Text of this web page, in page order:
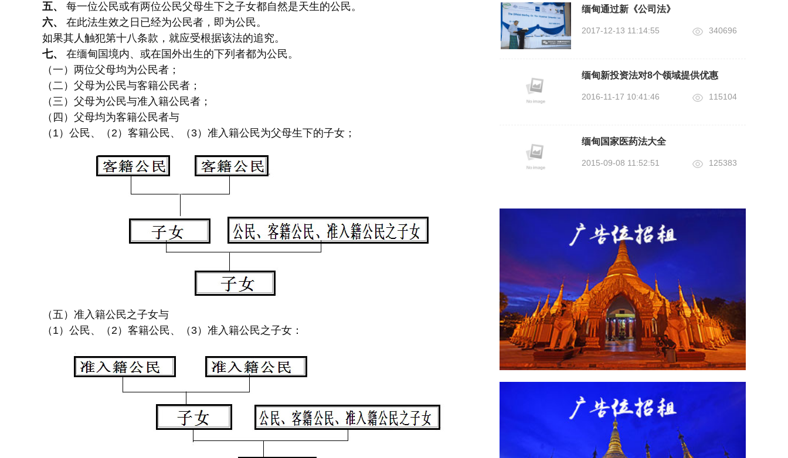
五、
每一位公民或有两位公民父母生下之子女都自然是天生的公民。
六、
在此法生效之日已经为公民者，即为公民。
如果其人触犯第十八条款，就应受根据该法的追究。
七、
在缅甸国境内、或在国外出生的下列者都为公民。
（一）两位父母均为公民者；
（二）父母为公民与客籍公民者；
（三）父母为公民与准入籍公民者；
（四）父母均为客籍公民者与
（1）公民、（2）客籍公民、（3）准入籍公民为父母生下的子女；
（五）准入籍公民之子女与
（1）公民、（2）客籍公民、（3）准入籍公民之子女：
缅甸通过新《公司法》
2017-12-13 11:14:55 340696
缅甸新投资法对8个领域提供优惠
2016-11-17 10:41:46 115104
缅甸国家医药法大全
2015-09-08 11:52:51 125383